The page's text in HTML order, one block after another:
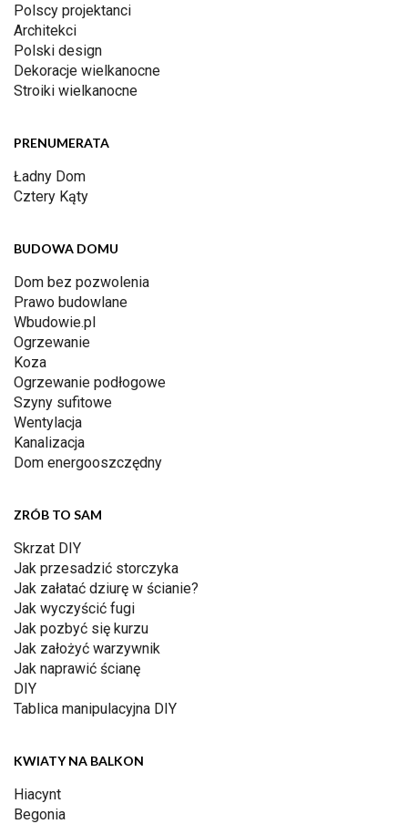
Polscy projektanci
Architekci
Polski design
Dekoracje wielkanocne
Stroiki wielkanocne
PRENUMERATA
Ładny Dom
Cztery Kąty
BUDOWA DOMU
Dom bez pozwolenia
Prawo budowlane
Wbudowie.pl
Ogrzewanie
Koza
Ogrzewanie podłogowe
Szyny sufitowe
Wentylacja
Kanalizacja
Dom energooszczędny
ZRÓB TO SAM
Skrzat DIY
Jak przesadzić storczyka
Jak załatać dziurę w ścianie?
Jak wyczyścić fugi
Jak pozbyć się kurzu
Jak założyć warzywnik
Jak naprawić ścianę
DIY
Tablica manipulacyjna DIY
KWIATY NA BALKON
Hiacynt
Begonia